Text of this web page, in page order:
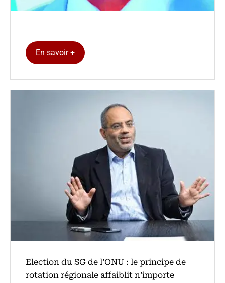
En savoir +
Election du SG de l’ONU : le principe de
rotation régionale affaiblit n’importe